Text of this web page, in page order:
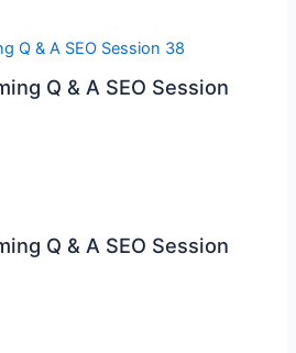
Q & A SEO Session
Q & A SEO Session